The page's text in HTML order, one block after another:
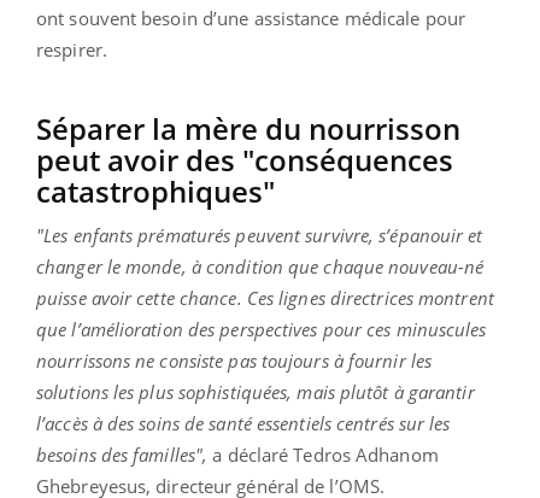
ont souvent besoin d’une assistance médicale pour
respirer.
Séparer la mère du nourrisson
peut avoir des "conséquences
catastrophiques"
"Les enfants prématurés peuvent survivre, s’épanouir et
changer le monde, à condition que chaque nouveau-né
puisse avoir cette chance. Ces lignes directrices montrent
que l’amélioration des perspectives pour ces minuscules
nourrissons ne consiste pas toujours à fournir les
solutions les plus sophistiquées, mais plutôt à garantir
l’accès à des soins de santé essentiels centrés sur les
besoins des familles", a déclaré Tedros Adhanom
Ghebreyesus, directeur général de l’OMS.